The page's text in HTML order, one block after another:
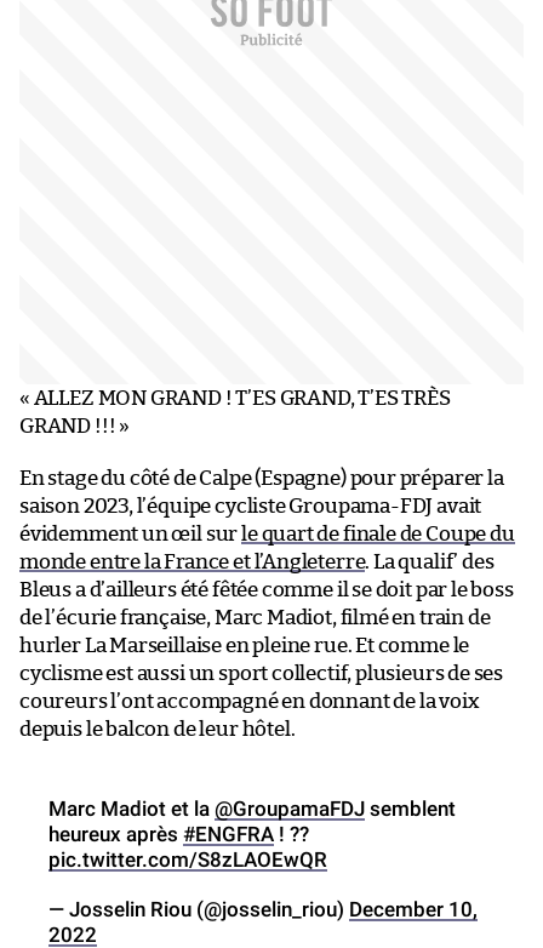
« ALLEZ MON GRAND ! T’ES GRAND, T’ES TRÈS
GRAND !!! »
En stage du côté de Calpe (Espagne) pour préparer la
saison 2023, l’équipe cycliste Groupama-FDJ avait
évidemment un œil sur le quart de finale de Coupe du
monde entre la France et l’Angleterre. La qualif’ des
Bleus a d’ailleurs été fêtée comme il se doit par le boss
de l’écurie française, Marc Madiot, filmé en train de
hurler La Marseillaise en pleine rue. Et comme le
cyclisme est aussi un sport collectif, plusieurs de ses
coureurs l’ont accompagné en donnant de la voix
depuis le balcon de leur hôtel.
Marc Madiot et la @GroupamaFDJ semblent
heureux après #ENGFRA ! ??
pic.twitter.com/S8zLAOEwQR
— Josselin Riou (@josselin_riou) December 10,
2022